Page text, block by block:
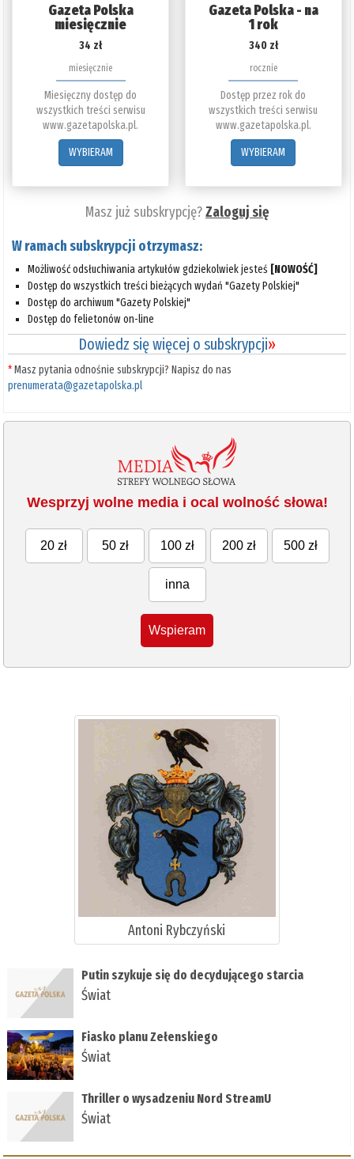
Gazeta Polska
miesięcznie
34 zł
miesięcznie
Miesięczny dostęp do
wszystkich treści serwisu
www.gazetapolska.pl.
WYBIERAM
Gazeta Polska - na
1 rok
340 zł
rocznie
Dostęp przez rok do
wszystkich treści serwisu
www.gazetapolska.pl.
WYBIERAM
Masz już subskrypcję?Zaloguj się
W ramach subskrypcji otrzymasz:
Możliwość odsłuchiwania artykułów gdziekolwiek jesteś [NOWOŚĆ]
Dostęp do wszystkich treści bieżących wydań "Gazety Polskiej"
Dostęp do archiwum "Gazety Polskiej"
Dostęp do felietonów on-line
Dowiedz się więcej o subskrypcji»
*Masz pytania odnośnie subskrypcji? Napisz do nas
prenumerata@gazetapolska.pl
Wesprzyj wolne media i ocal wolność słowa!
20 zł 50 zł 100 zł 200 zł 500 zł
inna
Wspieram
Antoni Rybczyński
Putin szykuje się do decydującego starcia
Świat
Fiasko planu Zełenskiego
Świat
Thriller o wysadzeniu Nord StreamU
Świat